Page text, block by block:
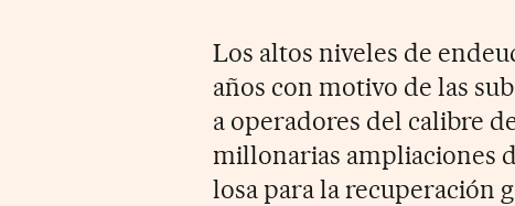
Los altos niveles de
años con motivo de las
a operadores del calibre
millonarias ampliaciones
losa para la recuperación